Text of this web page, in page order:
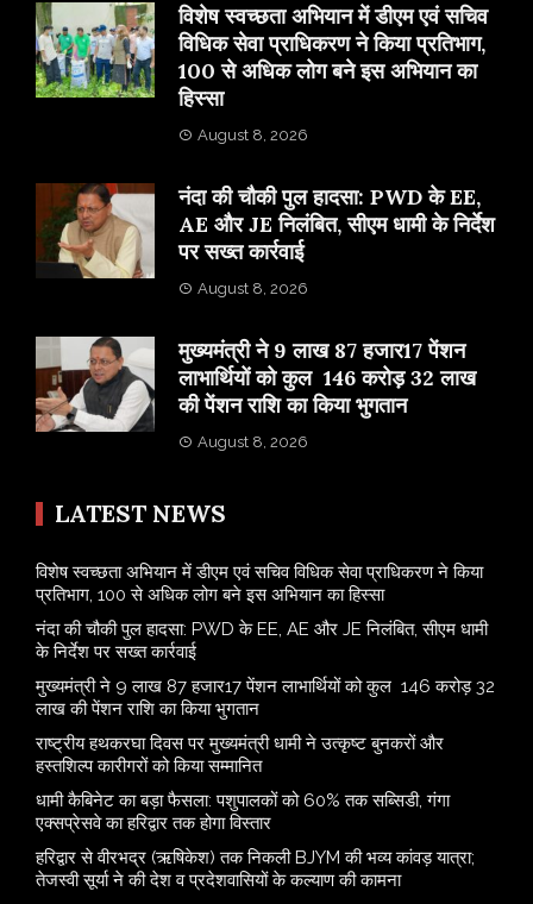
विशेष स्वच्छता अभियान में डीएम एवं सचिव
विधिक सेवा प्राधिकरण ने किया प्रतिभाग,
100 से अधिक लोग बने इस अभियान का
हिस्सा
August 8, 2026
नंदा की चौकी पुल हादसा: PWD के EE,
AE और JE निलंबित, सीएम धामी के निर्देश
पर सख्त कार्रवाई
August 8, 2026
मुख्यमंत्री ने 9 लाख 87 हजार17 पेंशन
लाभार्थियों को कुल 146 करोड़ 32 लाख
की पेंशन राशि का किया भुगतान
August 8, 2026
LATEST NEWS
विशेष स्वच्छता अभियान में डीएम एवं सचिव विधिक सेवा प्राधिकरण ने किया
प्रतिभाग, 100 से अधिक लोग बने इस अभियान का हिस्सा
नंदा की चौकी पुल हादसा: PWD के EE, AE और JE निलंबित, सीएम धामी
के निर्देश पर सख्त कार्रवाई
मुख्यमंत्री ने 9 लाख 87 हजार17 पेंशन लाभार्थियों को कुल 146 करोड़ 32
लाख की पेंशन राशि का किया भुगतान
राष्ट्रीय हथकरघा दिवस पर मुख्यमंत्री धामी ने उत्कृष्ट बुनकरों और
हस्तशिल्प कारीगरों को किया सम्मानित
​धामी कैबिनेट का बड़ा फैसला: पशुपालकों को 60% तक सब्सिडी, गंगा
एक्सप्रेसवे का हरिद्वार तक होगा विस्तार
​हरिद्वार से वीरभद्र (ऋषिकेश) तक निकली BJYM की भव्य कांवड़ यात्रा;
तेजस्वी सूर्या ने की देश व प्रदेशवासियों के कल्याण की कामना